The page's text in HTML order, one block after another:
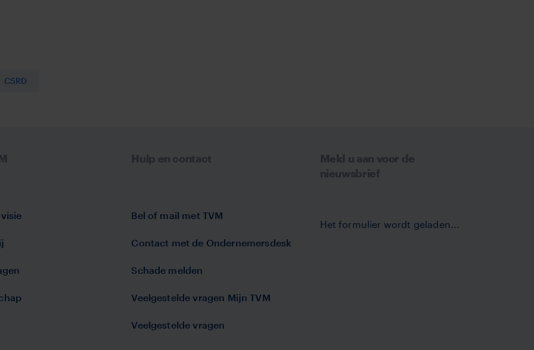
CSRD
Bel of mail met TVM
Contact met de Ondernemersdesk
Schade melden
Veelgestelde vragen Mijn TVM
Veelgestelde vragen
Meld u aan voor de
nieuwsbrief
Het formulier wordt geladen...